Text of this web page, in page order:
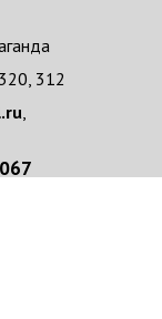
312
,